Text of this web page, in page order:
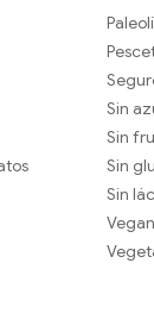
Sin
Sin
Sin
Sin